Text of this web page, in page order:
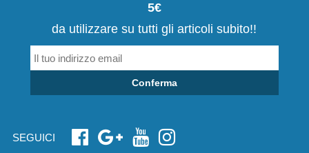
5€
da utilizzare su tutti gli articoli subito!!
Conferma
SEGUICI